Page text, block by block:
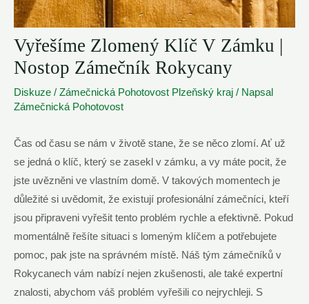
Vyřešíme Zlomený Klíč V Zámku |
Nostop Zámečník Rokycany
Diskuze / Zámečnická Pohotovost Plzeňský kraj / Napsal
Zámečnická Pohotovost
Čas od času se nám v životě stane, že se něco zlomí. Ať už
se jedná o klíč, který se zasekl v zámku, a vy máte pocit, že
jste uvězněni ve vlastním domě. V takových momentech je
důležité si uvědomit, že existují profesionální zámečníci, kteří
jsou připraveni vyřešit tento problém rychle a efektivně. Pokud
momentálně řešíte situaci s lomeným klíčem a potřebujete
pomoc, pak jste na správném místě. Náš tým zámečníků v
Rokycanech vám nabízí nejen zkušenosti, ale také expertní
znalosti, abychom váš problém vyřešili co nejrychleji. S